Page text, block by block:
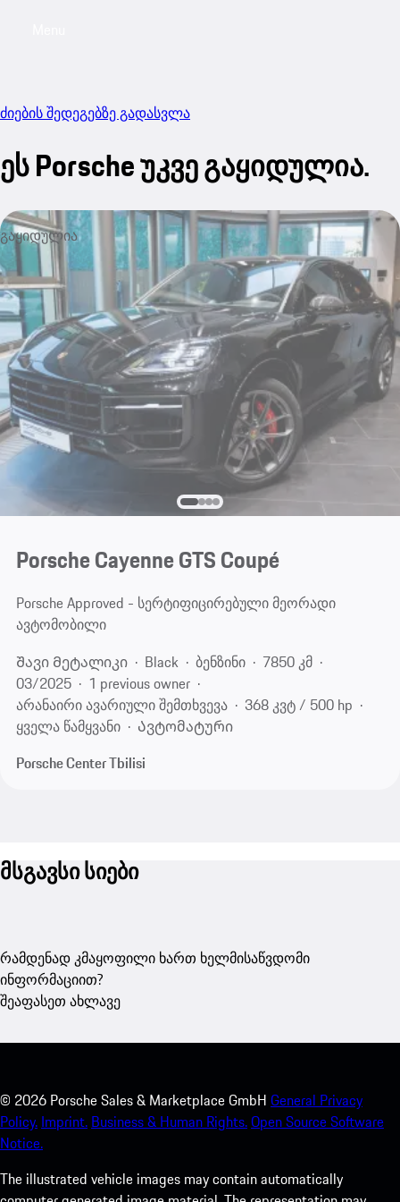
ძიების შედეგებზე გადასვლა
ეს Porsche უკვე გაყიდულია.
გაყიდულია
Porsche Cayenne GTS Coupé
Porsche Approved - სერტიფიცირებული მეორადი
ავტომობილი
Შავი Მეტალიკი
Black ბენზინი
7850 კმ
03/2025
1 previous owner
არანაირი ავარიული შემთხვევა
368 კვტ / 500 hp
ყველა წამყვანი
Ავტომატური
Porsche Center Tbilisi
მსგავსი სიები
რამდენად კმაყოფილი ხართ ხელმისაწვდომი
ინფორმაციით?
შეაფასეთ ახლავე
© 2026 Porsche Sales & Marketplace GmbH General Privacy
Policy. Imprint. Business & Human Rights.Open Source Software
Notice.
The illustrated vehicle images may contain automatically